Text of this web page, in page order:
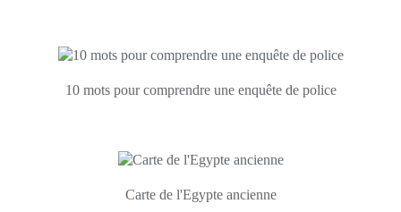
10 mots pour comprendre une enquête de police
Carte de l'Egypte ancienne